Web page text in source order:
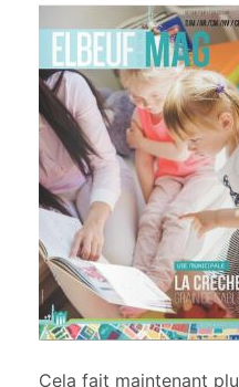
Cela fait maintenant